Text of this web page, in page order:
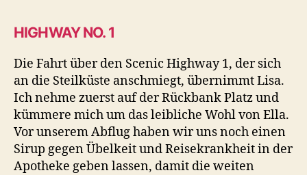
HIGHWAY NO. 1
Die Fahrt über den Scenic Highway 1, der sich
an die Steilküste anschmiegt, übernimmt Lisa.
Ich nehme zuerst auf der Rückbank Platz und
kümmere mich um das leibliche Wohl von Ella.
Vor unserem Abflug haben wir uns noch einen
Sirup gegen Übelkeit und Reisekrankheit in der
Apotheke geben lassen, damit die weiten